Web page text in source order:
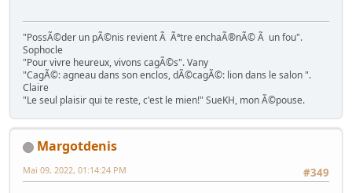
"PossÃ©der un pÃ©nis revient Ã Ãªtre enchaÃ®nÃ© Ã un fou".
Sophocle
"Pour vivre heureux, vivons cagÃ©s". Vany
"CagÃ©: agneau dans son enclos, dÃ©cagÃ©: lion dans le salon ".
Claire
"Le seul plaisir qui te reste, c'est le mien!" SueKH, mon Ã©pouse.
Margotdenis
#349
Mai 09, 2022, 01:14:24 PM